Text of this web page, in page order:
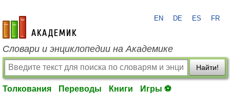
academic.ru
EN DE ES FR
Словари и энциклопедии на Академике
Найти!
Толкования Переводы Книги Игры ⚽